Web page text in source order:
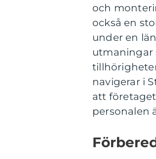
och
också en
under en
utmaningar
navigerar i
att
personalen